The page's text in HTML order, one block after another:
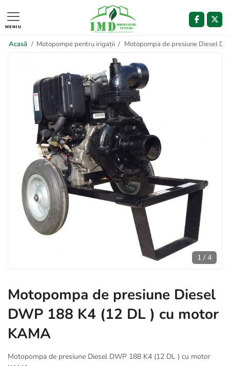
MENIU
Acasă / Motopompe pentru irigații / Motopompa de presiune Diesel
1 / 4
Motopompa de presiune Diesel
DWP 188 K4 (12 DL ) cu motor
KAMA
Motopompa de presiune Diesel DWP 188 K4 (12 DL ) cu motor